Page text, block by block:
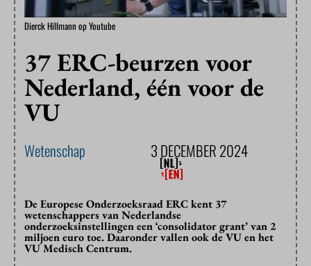
Dierck Hillmann op Youtube
37 ERC-beurzen voor
Nederland, één voor de
VU
Wetenschap 3 DECEMBER 2024
De Europese Onderzoeksraad ERC kent 37
wetenschappers van Nederlandse
onderzoeksinstellingen een ‘consolidator grant’ van 2
miljoen euro toe. Daaronder vallen ook de VU en het
VU Medisch Centrum.